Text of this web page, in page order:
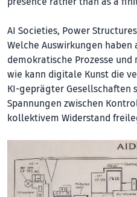
AI Societies, Power
Welche Auswirkungen
demokratische Prozesse
wie kann digitale Kunst die
KI-geprägter Gesellschaften
Spannungen zwischen
kollektivem Widerstand